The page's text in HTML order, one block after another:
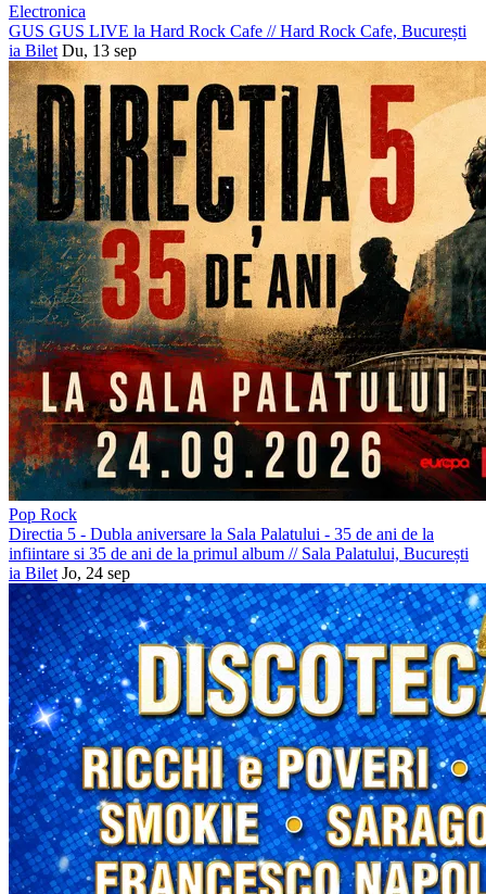
Electronica
GUS GUS LIVE la Hard Rock Cafe //Hard Rock Cafe, București
ia Bilet Du, 13 sep
Pop Rock
Directia 5 - Dubla aniversare la Sala Palatului - 35 de ani de la
infiintare si 35 de ani de la primul album //Sala Palatului, București
ia Bilet Jo, 24 sep